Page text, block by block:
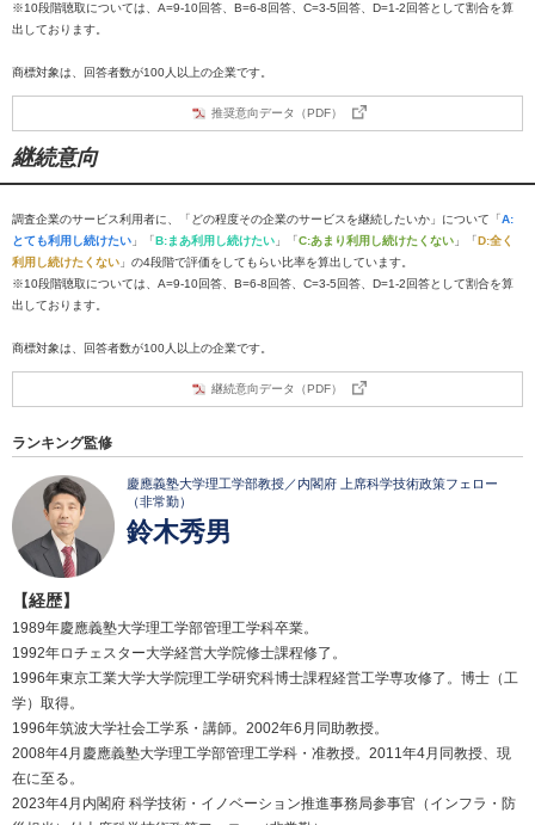
※10段階聴取については、A=9-10回答、B=6-8回答、C=3-5回答、D=1-2回答として割合を算
出しております。
商標対象は、回答者数が100人以上の企業です。
推奨意向データ（PDF）
継続意向
調査企業のサービス利用者に、「どの程度その企業のサービスを継続したいか」について「A:
とても利用し続けたい 」「B:まあ利用し続けたい 」「C:あまり利用し続けたくない 」「D:全く
利用し続けたくない 」の4段階で評価をしてもらい比率を算出しています。
※10段階聴取については、A=9-10回答、B=6-8回答、C=3-5回答、D=1-2回答として割合を算
出しております。
商標対象は、回答者数が100人以上の企業です。
継続意向データ（PDF）
ランキング監修
慶應義塾大学理工学部教授／内閣府 上席科学技術政策フェロー
（非常勤）
鈴木秀男
【経歴】
1989年慶應義塾大学理工学部管理工学科卒業。
1992年ロチェスター大学経営大学院修士課程修了。
1996年東京工業大学大学院理工学研究科博士課程経営工学専攻修了。博士（工
学）取得。
1996年筑波大学社会工学系・講師。2002年6月同助教授。
2008年4月慶應義塾大学理工学部管理工学科・准教授。2011年4月同教授、現
在に至る。
2023年4月内閣府 科学技術・イノベーション推進事務局参事官（インフラ・防